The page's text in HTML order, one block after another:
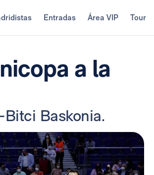
Entradas Área VIP Tour
a la
Baskonia.